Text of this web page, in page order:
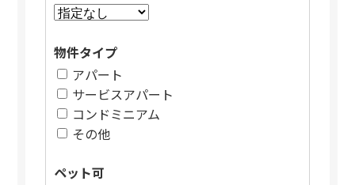
物件タイプ
アパート
サービスアパート
コンドミニアム
その他
ペット可